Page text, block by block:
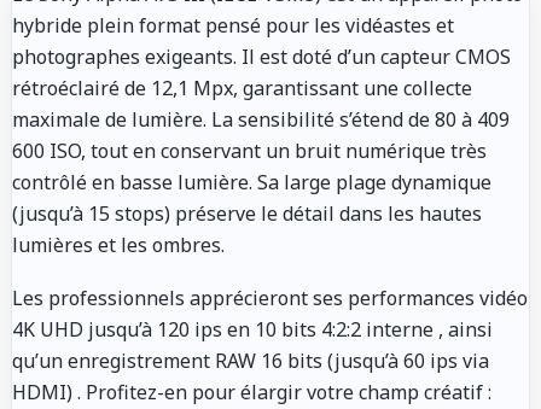
hybride plein format pensé pour les vidéastes et
photographes exigeants. Il est doté d’un capteur CMOS
rétroéclairé de 12,1 Mpx, garantissant une collecte
maximale de lumière. La sensibilité s’étend de 80 à 409
600 ISO, tout en conservant un bruit numérique très
contrôlé en basse lumière. Sa large plage dynamique
(jusqu’à 15 stops) préserve le détail dans les hautes
lumières et les ombres.
Les professionnels apprécieront ses performances vidéo
4K UHD jusqu’à 120 ips en 10 bits 4:2:2 interne , ainsi
qu’un enregistrement RAW 16 bits (jusqu’à 60 ips via
HDMI). Profitez-en pour élargir votre champ créatif :